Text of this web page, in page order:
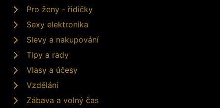
Pro ženy - řidičky
Sexy elektronika
Slevy a nakupování
Tipy a rady
Vlasy a účesy
Vzdělání
Zábava a volný čas